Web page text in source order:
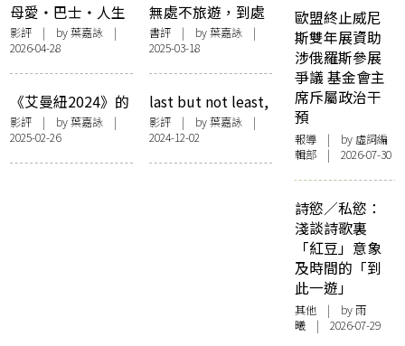
母愛‧巴士‧人生
終點──評《我們
不是什麼》
影評 | by葉嘉詠 |
2026-04-28
無處不旅遊，到處
有讀者——談淮遠
的《懶鬼出門》
書評| by葉嘉詠|
2025-03-18
《艾曼紐2024》的
香港故事
影評 | by葉嘉詠 |
2025-02-26
last but not least,
shall WE dance？
──評《破‧地
獄》The Last
影評| by葉嘉詠|
2024-12-02
歐盟終止威尼
斯雙年展資助
涉俄羅斯參展
爭議 基金會主
席斥屬政治干
預
報導 | by 虛詞編
輯部 | 2026-07-30
詩慾／私慾：
淺談詩歌裏
「紅豆」意象
及時間的「到
此一遊」
其他 | by 雨
曦 | 2026-07-29